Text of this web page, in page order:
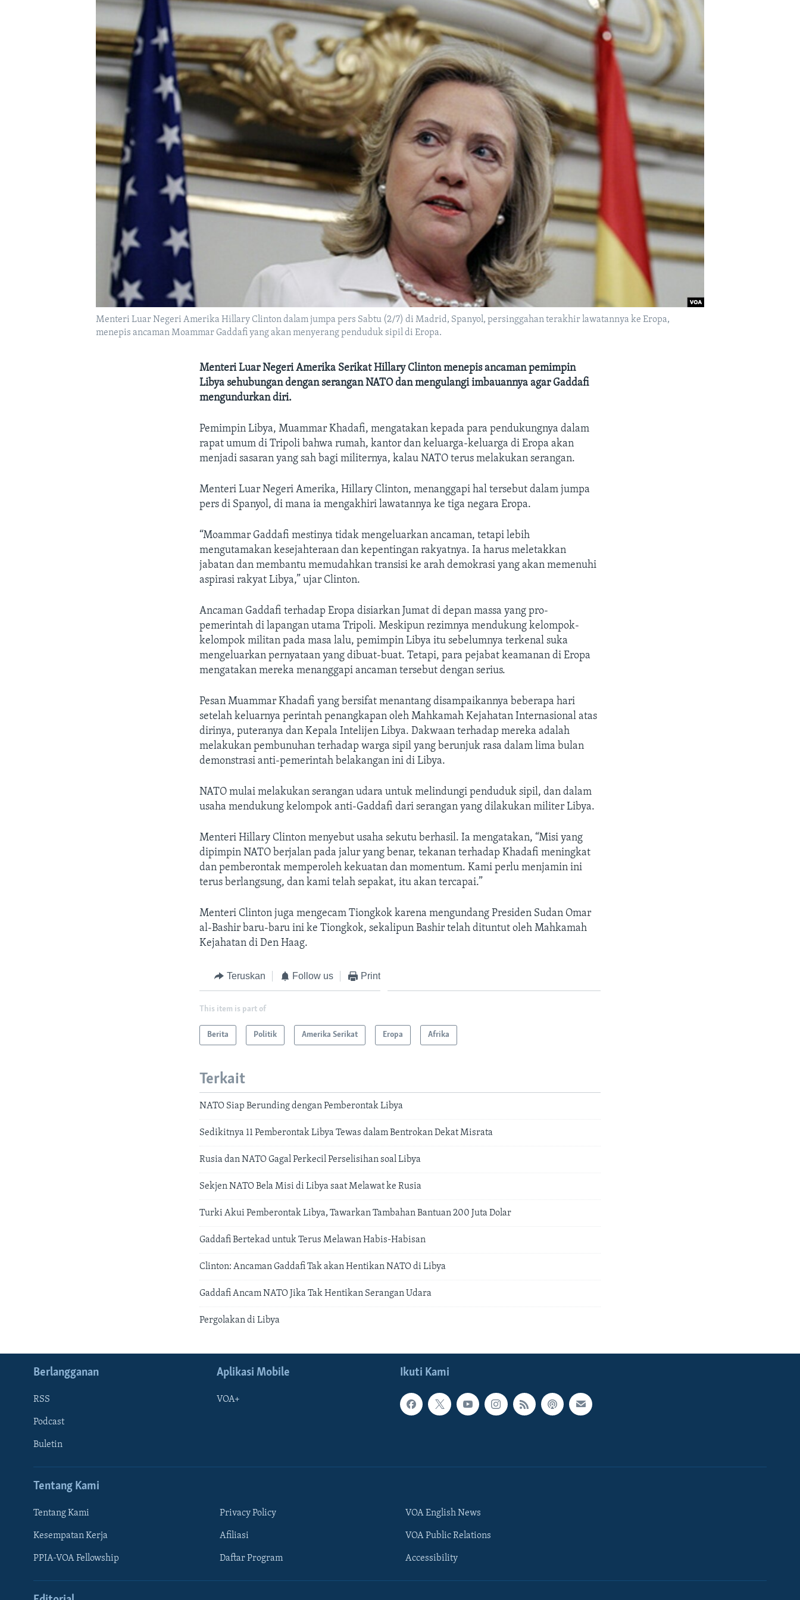
Menteri Luar Negeri Amerika Hillary Clinton dalam jumpa pers Sabtu (2/7) di Madrid, Spanyol, persinggahan terakhir lawatannya ke Eropa,
menepis ancaman Moammar Gaddafi yang akan menyerang penduduk sipil di Eropa.
Menteri Luar Negeri Amerika Serikat Hillary Clinton menepis ancaman pemimpin
Libya sehubungan dengan serangan NATO dan mengulangi imbauannya agar Gaddafi
mengundurkan diri.
Pemimpin Libya, Muammar Khadafi, mengatakan kepada para pendukungnya dalam
rapat umum di Tripoli bahwa rumah, kantor dan keluarga-keluarga di Eropa akan
menjadi sasaran yang sah bagi militernya, kalau NATO terus melakukan serangan.
Menteri Luar Negeri Amerika, Hillary Clinton, menanggapi hal tersebut dalam jumpa
pers di Spanyol, di mana ia mengakhiri lawatannya ke tiga negara Eropa.
“Moammar Gaddafi mestinya tidak mengeluarkan ancaman, tetapi lebih
mengutamakan kesejahteraan dan kepentingan rakyatnya. Ia harus meletakkan
jabatan dan membantu memudahkan transisi ke arah demokrasi yang akan memenuhi
aspirasi rakyat Libya,” ujar Clinton.
Ancaman Gaddafi terhadap Eropa disiarkan Jumat di depan massa yang pro-
pemerintah di lapangan utama Tripoli. Meskipun rezimnya mendukung kelompok-
kelompok militan pada masa lalu, pemimpin Libya itu sebelumnya terkenal suka
mengeluarkan pernyataan yang dibuat-buat. Tetapi, para pejabat keamanan di Eropa
mengatakan mereka menanggapi ancaman tersebut dengan serius.
Pesan Muammar Khadafi yang bersifat menantang disampaikannya beberapa hari
setelah keluarnya perintah penangkapan oleh Mahkamah Kejahatan Internasional atas
dirinya, puteranya dan Kepala Intelijen Libya. Dakwaan terhadap mereka adalah
melakukan pembunuhan terhadap warga sipil yang berunjuk rasa dalam lima bulan
demonstrasi anti-pemerintah belakangan ini di Libya.
NATO mulai melakukan serangan udara untuk melindungi penduduk sipil, dan dalam
usaha mendukung kelompok anti-Gaddafi dari serangan yang dilakukan militer Libya.
Menteri Hillary Clinton menyebut usaha sekutu berhasil. Ia mengatakan, “Misi yang
dipimpin NATO berjalan pada jalur yang benar, tekanan terhadap Khadafi meningkat
dan pemberontak memperoleh kekuatan dan momentum. Kami perlu menjamin ini
terus berlangsung, dan kami telah sepakat, itu akan tercapai.”
Menteri Clinton juga mengecam Tiongkok karena mengundang Presiden Sudan Omar
al-Bashir baru-baru ini ke Tiongkok, sekalipun Bashir telah dituntut oleh Mahkamah
Kejahatan di Den Haag.
Teruskan Follow us Print
This item is part of
Berita Politik Amerika Serikat Eropa Afrika
Terkait
NATO Siap Berunding dengan Pemberontak Libya
Sedikitnya 11 Pemberontak Libya Tewas dalam Bentrokan Dekat Misrata
Rusia dan NATO Gagal Perkecil Perselisihan soal Libya
Sekjen NATO Bela Misi di Libya saat Melawat ke Rusia
Turki Akui Pemberontak Libya, Tawarkan Tambahan Bantuan 200 Juta Dolar
Gaddafi Bertekad untuk Terus Melawan Habis-Habisan
Clinton: Ancaman Gaddafi Tak akan Hentikan NATO di Libya
Gaddafi Ancam NATO Jika Tak Hentikan Serangan Udara
Pergolakan di Libya
Ikuti Kami
Berlangganan
RSS
Podcast
Buletin
Aplikasi Mobile
VOA+
Tentang Kami
Tentang Kami
Kesempatan Kerja
PPIA-VOA Fellowship
Privacy Policy
Afiliasi
Daftar Program
VOA English News
VOA Public Relations
Accessibility